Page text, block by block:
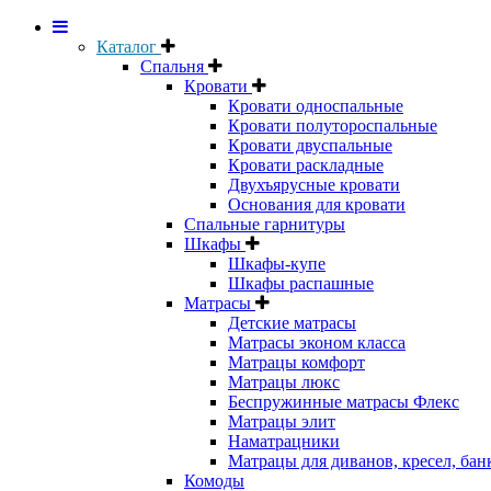
Каталог
Спальня
Кровати
Кровати односпальные
Кровати полутороспальные
Кровати двуспальные
Кровати раскладные
Двухъярусные кровати
Основания для кровати
Спальные гарнитуры
Шкафы
Шкафы-купе
Шкафы распашные
Матрасы
Детские матрасы
Матрасы эконом класса
Матрацы комфорт
Матрацы люкс
Беспружинные матрасы Флекс
Матрацы элит
Наматрацники
Матрацы для диванов, кресел,
Комоды